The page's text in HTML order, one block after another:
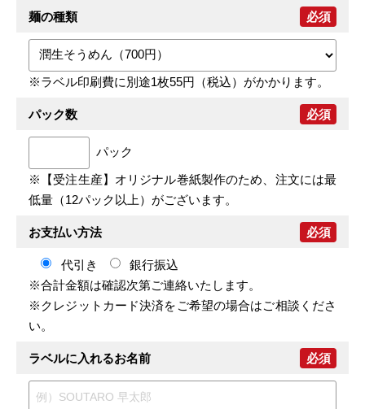
麺の種類 必須
※ラベル印刷費に別途1枚55円（税込）がかかります。
パック数 必須
パック
※【受注生産】オリジナル巻紙製作のため、注文には最
低量（12パック以上）がございます。
お支払い方法 必須
代引き
銀行振込
※合計金額は確認次第ご連絡いたします。
※クレジットカード決済をご希望の場合はご相談くださ
い。
ラベルに入れるお名前 必須